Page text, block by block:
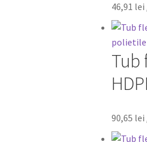
46,91 lei
Tub
90,65 lei